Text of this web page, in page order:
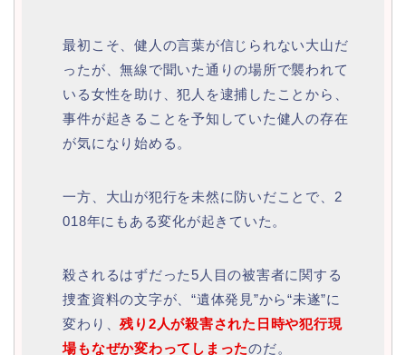
最初こそ、健人の言葉が信じられない大山だ
ったが、無線で聞いた通りの場所で襲われて
いる女性を助け、犯人を逮捕したことから、
事件が起きることを予知していた健人の存在
が気になり始める。
一方、大山が犯行を未然に防いだことで、2
018年にもある変化が起きていた。
殺されるはずだった5人目の被害者に関する
捜査資料の文字が、“遺体発見”から“未遂”に
変わり、残り2人が殺害された日時や犯行現
場もなぜか変わってしまったのだ。